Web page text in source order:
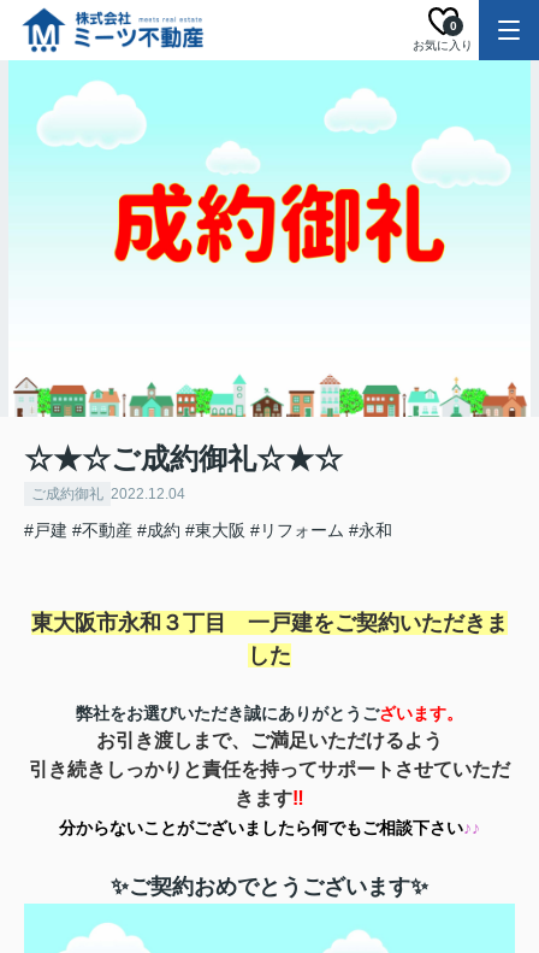
お気に入り
0
☆★☆ご成約御礼☆★☆
ご成約御礼 2022.12.04
#戸建 #不動産 #成約 #東大阪 #リフォーム #永和
東大阪市永和３丁目 一戸建をご契約いただきま
した
弊社をお選びいただき誠にありがとうございます。
お引き渡しまで、ご満足いただけるよう
引き続きしっかりと責任を持ってサポートさせていただ
きます‼
分からないことがございましたら何でもご相談下さい♪♪
✨ご契約おめでとうございます✨